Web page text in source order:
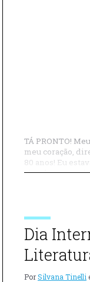
TÁ PRONTO!
meu coração,
80 anos! Eu
simplesmente
onde comprar?
Dia
PorSilvana Tinelli